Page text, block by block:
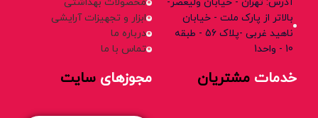
بالاتر از پارک ملت - خیابان
ناهید غربی -پلاک 56 - طبقه
10 - واحد1
ابزار و تجهیزات آرایشی
درباره ما
تماس با ما
خدمات مشتریان مجوزهای سایت